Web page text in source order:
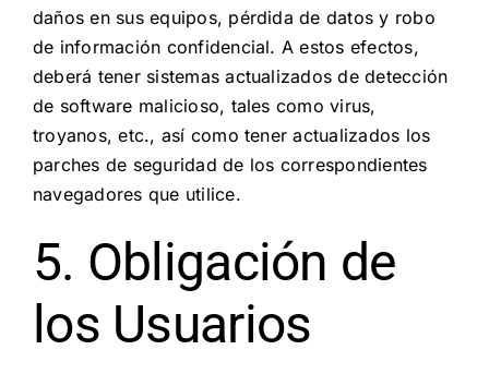
daños en sus equipos, pérdida de datos y robo
de información confidencial. A estos efectos,
deberá tener sistemas actualizados de detección
de software malicioso, tales como virus,
troyanos, etc., así como tener actualizados los
parches de seguridad de los correspondientes
navegadores que utilice.
5. Obligación de
los Usuarios